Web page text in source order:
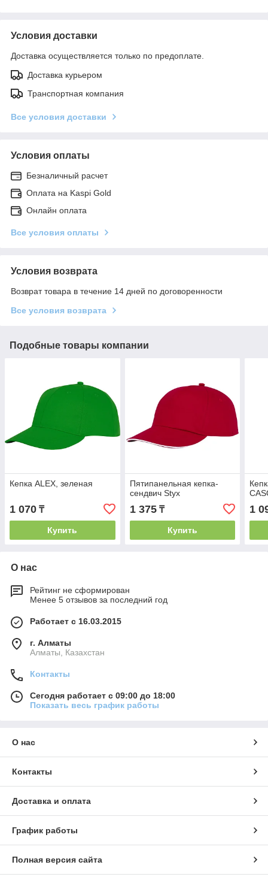
Условия доставки
Доставка осуществляется только по предоплате.
Доставка курьером
Транспортная компания
Все условия доставки
Условия оплаты
Безналичный расчет
Оплата на Kaspi Gold
Онлайн оплата
Все условия оплаты
Условия возврата
Возврат товара в течение 14 дней по договоренности
Все условия возврата
Подобные товары компании
Кепка ALEX, зеленая
1 070 ₸
Купить
Пятипанельная кепка-
сендвич Styx
1 375₸
Купить
1
О нас
Рейтинг не сформирован
Менее 5 отзывов за последний год
Работает с 16.03.2015
г. Алматы
Алматы, Казахстан
Контакты
Сегодня работает с 09:00 до 18:00
Показать весь график работы
О нас
Контакты
Доставка и оплата
График работы
Полная версия сайта